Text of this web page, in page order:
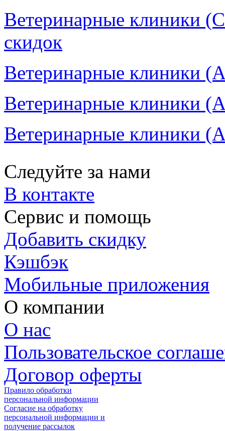
Ветеринарные клиники
скидок
Ветеринарные клиники
Ветеринарные клиники
Ветеринарные клиники
Следуйте за нами
В контакте
Сервис и помощь
Добавить скидку
Кэшбэк
Мобильные приложения
О компании
О нас
Пользовательское
Договор оферты
Правило обработки
персональной информации
Согласие на обработку
персональной информации и
получение рассылок